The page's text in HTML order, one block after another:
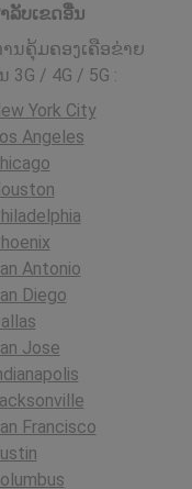
ລັບເຂດອື່ນ
ານຄຸ້ມຄອງເຄືອຂ່າຍ
3G / 4G / 5G :
York City
Angeles
Antonio
Diego
Jose
Francisco